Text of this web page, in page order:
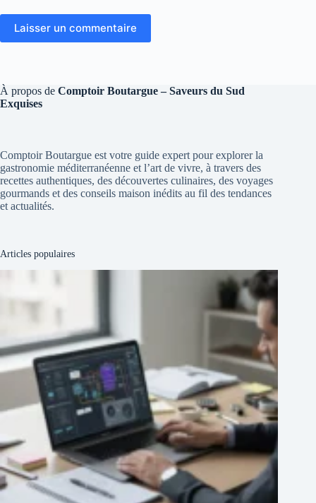
Laisser un commentaire
À propos de Comptoir Boutargue – Saveurs du Sud
Exquises
Comptoir Boutargue est votre guide expert pour explorer la
gastronomie méditerranéenne et l’art de vivre, à travers des
recettes authentiques, des découvertes culinaires, des voyages
gourmands et des conseils maison inédits au fil des tendances
et actualités.
Articles populaires